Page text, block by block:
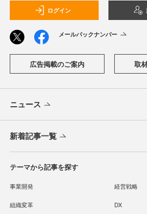
ログイン
メールバックナンバー
広告掲載のご案内 取
ニュース
新着記事一覧
テーマから記事を探す
事業開発 経営戦略
組織変革 DX